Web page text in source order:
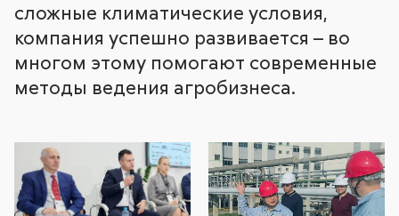
сложные климатические условия,
компания успешно развивается – во
многом этому помогают современные
методы ведения агробизнеса.